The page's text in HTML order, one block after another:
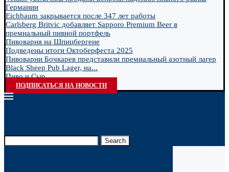
Германии
Eichbaum закрывается после 347 лет работы
Carlsberg Britvic добавляет Sapporo Premium Beer в
премиальный пивной портфель
Пивоварня на Шпицбергене
Подведены итоги Октоберфеста 2025
Пивоварни Бочкарев представили премиальный азотный лагер
Black Sheep Pub Lager, на...
Пиво и Сыр
ПОДПИСАТЬСЯ НА НОВОСТИ
Search